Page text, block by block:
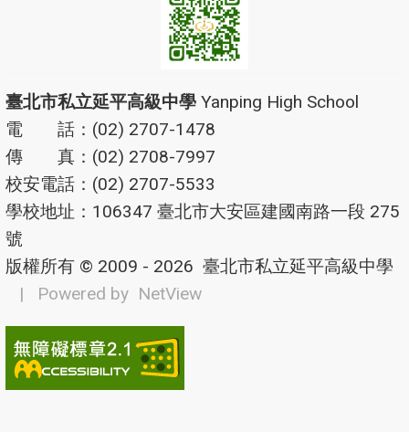
臺北市私立延平高級中學 Yanping High School
電 話：(02) 2707-1478
傳 真：(02) 2708-7997
校安電話：(02) 2707-5533
學校地址：106347 臺北市大安區建國南路一段 275
號
版權所有 © 2009 - 2026 臺北市私立延平高級中學
| Powered by NetView